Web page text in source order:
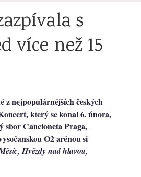
s
více než 15
z nejpopulárnějších českých
který se konal 6. února,
sborCancioneta Praga,
O2 arénou si
Hvězdy nad hlavou,